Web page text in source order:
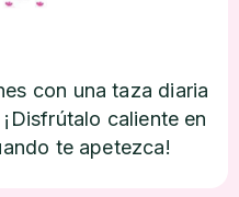
con una taza diaria
caliente en
te apetezca!